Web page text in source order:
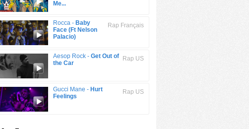
Me...
Rap Français
Rocca - Baby
Face (Ft Nelson
Palacio)
Rap US
Aesop Rock - Get Out of
the Car
Rap US
Gucci Mane - Hurt
Feelings